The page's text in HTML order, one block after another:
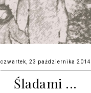
czwartek, 23 października 2014
Śladami ...